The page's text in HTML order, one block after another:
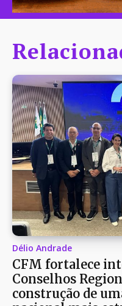
Délio Andrade
CFM fortalece
Conselhos
construção de